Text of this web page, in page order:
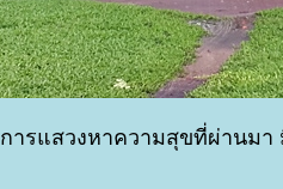
การแสวงหาความสุขที่ผ่านม